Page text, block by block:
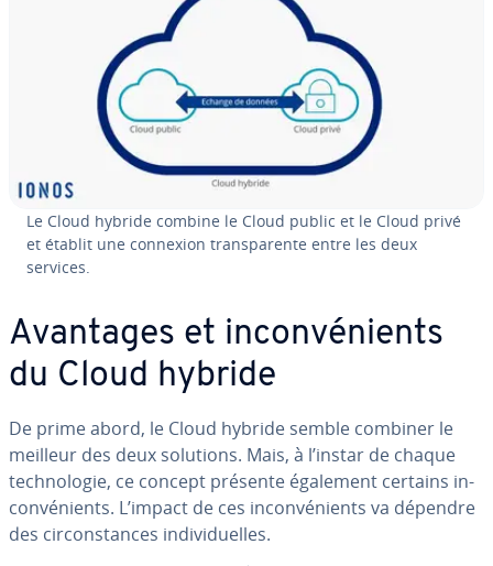
Le Cloud hybride combine le Cloud public et le Cloud privé
et établit une connexion trans­pa­rente entre les deux
services.
Avantages et in­con­vé­nients
du Cloud hybride
De prime abord, le Cloud hybride semble combiner le
meilleur des deux solutions. Mais, à l’instar de chaque
tech­no­lo­gie, ce concept présente également certains in­
con­vé­nients. L’impact de ces in­con­vé­nients va dépendre
des cir­cons­tances in­di­vi­duelles.